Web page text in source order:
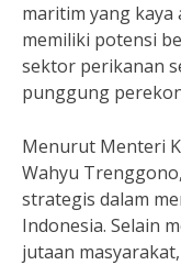
maritim yang kaya
memiliki potensi
sektor perikanan
punggung
Menurut Menteri
Wahyu
strategis dalam
Indonesia. Selain
jutaan